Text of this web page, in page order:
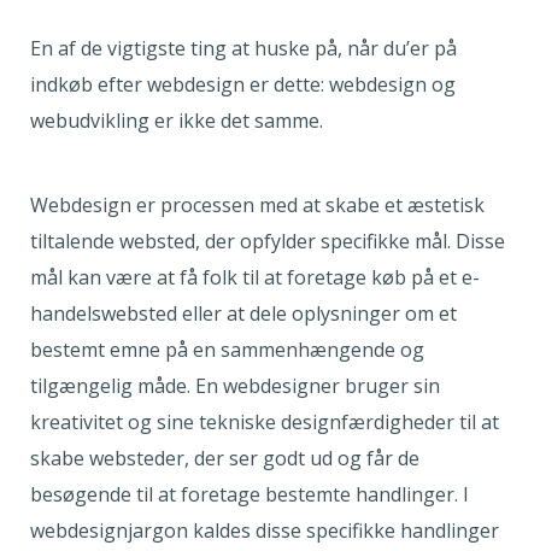
En af de vigtigste ting at huske på, når du’er på
indkøb efter webdesign er dette: webdesign og
webudvikling er ikke det samme.
Webdesign er processen med at skabe et æstetisk
tiltalende websted, der opfylder specifikke mål. Disse
mål kan være at få folk til at foretage køb på et e-
handelswebsted eller at dele oplysninger om et
bestemt emne på en sammenhængende og
tilgængelig måde. En webdesigner bruger sin
kreativitet og sine tekniske designfærdigheder til at
skabe websteder, der ser godt ud og får de
besøgende til at foretage bestemte handlinger. I
webdesignjargon kaldes disse specifikke handlinger